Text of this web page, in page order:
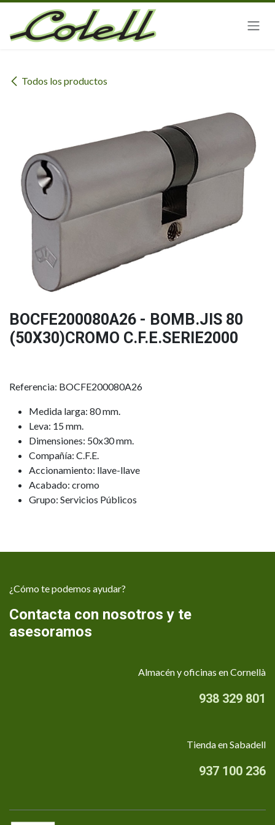
Ir al contenido
Todos los productos
BOCFE200080A26 - BOMB.JIS 80
(50X30)CROMO C.F.E.SERIE2000
Referencia: BOCFE200080A26
Medida larga: 80 mm.
Leva: 15 mm.
Dimensiones: 50x30 mm.
Compañía: C.F.E.
Accionamiento: llave-llave
Acabado: cromo
Grupo: Servicios Públicos
¿Cómo te podemos ayudar?
Contacta con nosotros y te
asesoramos
Almacén y oficinas en Cornellà
938 329 801
Tienda en Sabadell
937 100 236